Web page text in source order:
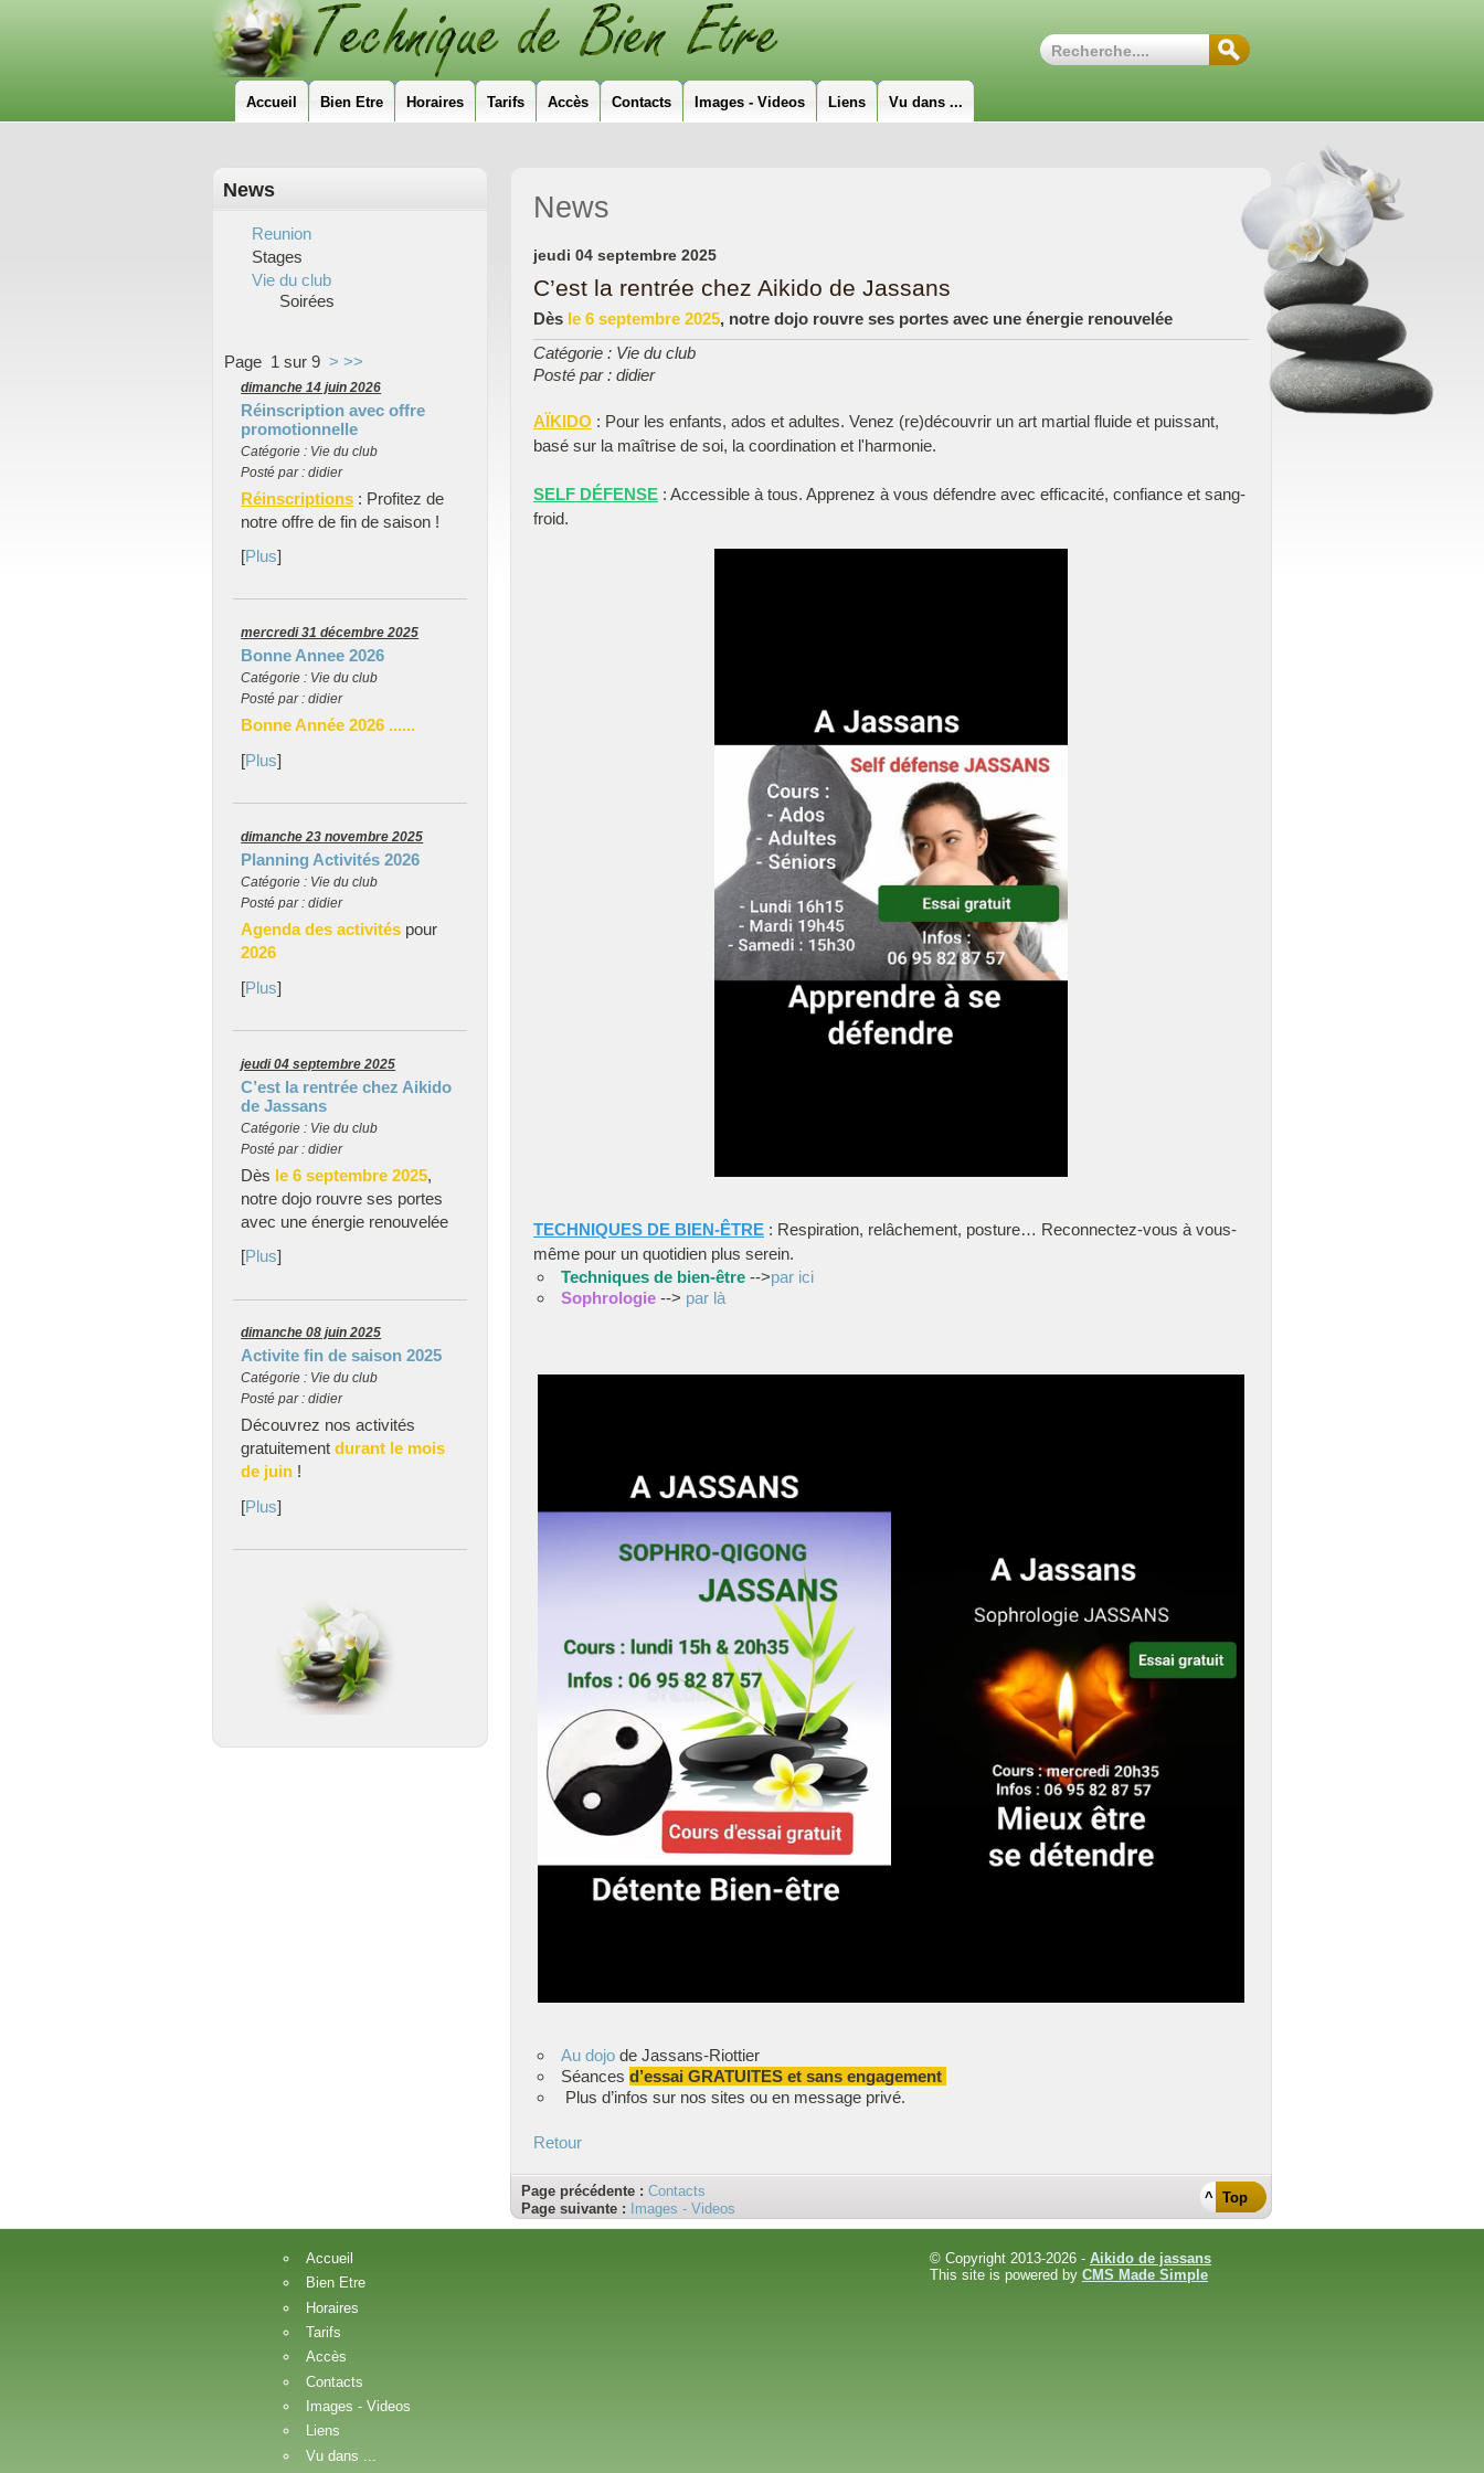
Accueil Bien Etre Horaires Tarifs Accès Contacts Images - Videos Liens Vu dans ...
News
Reunion
Stages
Vie du club
Soirées
Page 1 sur 9 > >>
dimanche 14 juin 2026
Réinscription avec offre
promotionnelle
Catégorie : Vie du club
Posté par : didier
Réinscriptions : Profitez de
notre offre de fin de saison !
[Plus]
mercredi 31 décembre 2025
Bonne Annee 2026
Catégorie : Vie du club
Posté par : didier
Bonne Année 2026 ......
[Plus]
dimanche 23 novembre 2025
Planning Activités 2026
Catégorie : Vie du club
Posté par : didier
Agenda des activités pour
2026
[Plus]
jeudi 04 septembre 2025
C’est la rentrée chez Aikido
de Jassans
Catégorie : Vie du club
Posté par : didier
Dès le 6 septembre 2025,
notre dojo rouvre ses portes
avec une énergie renouvelée
[Plus]
dimanche 08 juin 2025
Activite fin de saison 2025
Catégorie : Vie du club
Posté par : didier
Découvrez nos activités
gratuitementdurant le mois
de juin !
[Plus]
News
jeudi 04 septembre 2025
C’est la rentrée chez Aikido de Jassans
Dès le 6 septembre 2025, notre dojo rouvre ses portes avec une énergie renouvelée
Catégorie : Vie du club
Posté par : didier
AÏKIDO : Pour les enfants, ados et adultes. Venez (re)découvrir un art martial fluide et puissant,
basé sur la maîtrise de soi, la coordination et l'harmonie.
SELF DÉFENSE : Accessible à tous. Apprenez à vous défendre avec efficacité, confiance et sang-
froid.
TECHNIQUES DE BIEN-ÊTRE : Respiration, relâchement, posture… Reconnectez-vous à vous-
même pour un quotidien plus serein.
Techniques de bien-être -->par ici
Sophrologie --> par là
Au dojo de Jassans-Riottier
Séances d’essai GRATUITES et sans engagement
Plus d’infos sur nos sites ou en message privé.
Retour
^ Top
Page précédente : Contacts
Page suivante : Images - Videos
Accueil
Bien Etre
Horaires
Tarifs
Accès
Contacts
Images - Videos
Liens
Vu dans ...
© Copyright 2013-2026 - Aikido de jassans
This site is powered by CMS Made Simple